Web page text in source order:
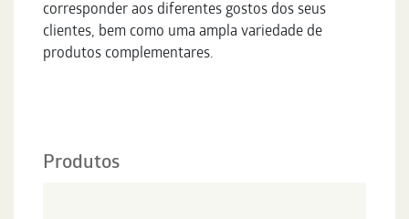
corresponder aos diferentes gostos dos seus
clientes, bem como uma ampla variedade de
produtos complementares.
Produtos